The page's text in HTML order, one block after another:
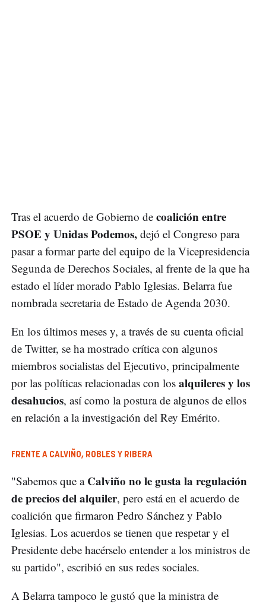
Tras el acuerdo de Gobierno de coalición entre
PSOE y Unidas Podemos, dejó el Congreso para
pasar a formar parte del equipo de la Vicepresidencia
Segunda de Derechos Sociales, al frente de la que ha
estado el líder morado Pablo Iglesias. Belarra fue
nombrada secretaria de Estado de Agenda 2030.
En los últimos meses y, a través de su cuenta oficial
de Twitter, se ha mostrado crítica con algunos
miembros socialistas del Ejecutivo, principalmente
por las políticas relacionadas con los alquileres y los
desahucios, así como la postura de algunos de ellos
en relación a la investigación del Rey Emérito.
FRENTE A CALVIÑO, ROBLES Y RIBERA
"Sabemos que aCalviño no le gusta la regulación
de precios del alquiler, pero está en el acuerdo de
coalición que firmaron Pedro Sánchez y Pablo
Iglesias. Los acuerdos se tienen que respetar y el
Presidente debe hacérselo entender a los ministros de
su partido", escribió en sus redes sociales.
A Belarra tampoco le gustó que la ministra de